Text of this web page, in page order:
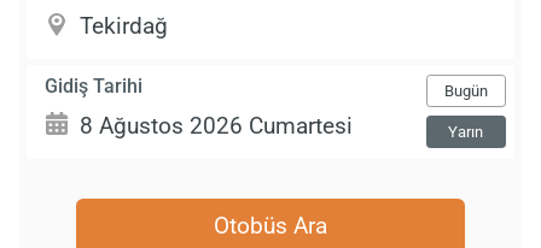
Gidiş Tarihi Bugün
Yarın
Otobüs Ara